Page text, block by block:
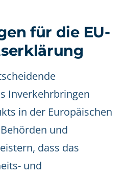
für die EU-
Inverkehrbringen
in der Europäischen
und
dass das
und